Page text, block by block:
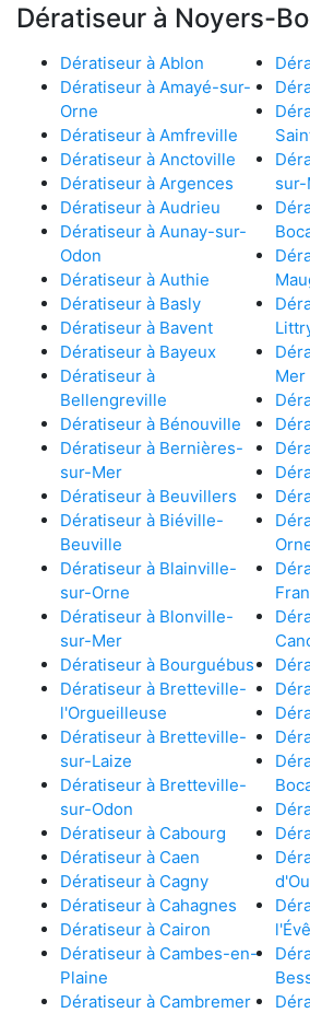
Dératiseur à Noyers-
Dératiseur à Ablon
Dératiseur à Amayé-sur-
Orne
Dératiseur à Amfreville
Dératiseur à Anctoville
Dératiseur à Argences
Dératiseur à Audrieu
Dératiseur à Aunay-sur-
Odon
Dératiseur à Authie
Dératiseur à Basly
Dératiseur à Bavent
Dératiseur à Bayeux
Dératiseur à
Bellengreville
Dératiseur à Bénouville
Dératiseur à Bernières-
sur-Mer
Dératiseur à Beuvillers
Dératiseur à Biéville-
Beuville
Dératiseur à Blainville-
sur-Orne
Dératiseur à Blonville-
sur-Mer
Dératiseur à Bourguébus
Dératiseur à Bretteville-
l'Orgueilleuse
Dératiseur à Bretteville-
sur-Laize
Dératiseur à Bretteville-
sur-Odon
Dératiseur à Cabourg
Dératiseur à Caen
Dératiseur à Cagny
Dératiseur à Cahagnes
Dératiseur à Cairon
Dératiseur à Cambes-en-
Plaine
Dératiseur à Cambremer
Mer